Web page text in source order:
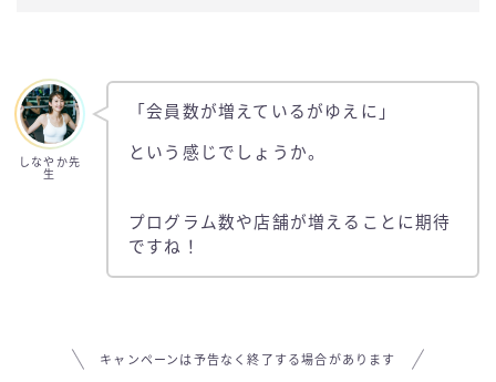
しなやか先
生
「会員数が増えているがゆえに」
という感じでしょうか。
プログラム数や店舗が増えることに期待
ですね！
キャンペーンは予告なく終了する場合があります